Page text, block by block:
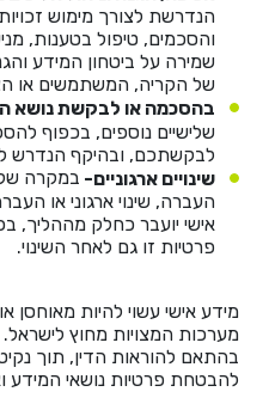
הנדרשת לצורך מימוש
והסכמים, טיפול בטענות,
שמירה על ביטחון המידע
של הקריה, המשתמשים או
בהסכמה או לבקשת נושא
שלישיים נוספים, בכפוף
לבקשתכם, ובהיקף הנדרש
שינויים ארגוניים- במקרה של
העברה, שינוי ארגוני או
אישי יועבר כחלק מההליך,
פרטיות זו גם לאחר השינוי.
מידע אישי עשוי להיות מאוחסן
מערכות המצויות מחוץ
בהתאם להוראות הדין, תוך
להבטחת פרטיות נושאי המידע